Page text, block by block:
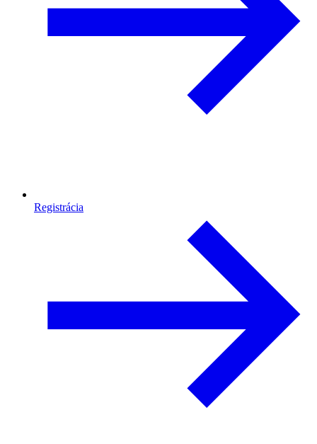
Registrácia